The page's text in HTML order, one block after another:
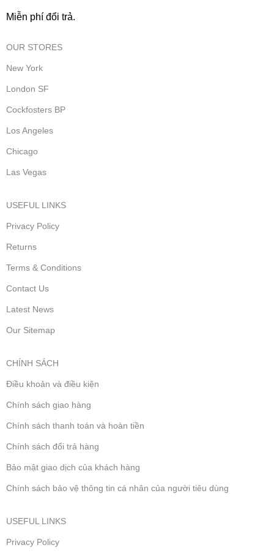
Miễn phí đổi trả.
OUR STORES
New York
London SF
Cockfosters BP
Los Angeles
Chicago
Las Vegas
USEFUL LINKS
Privacy Policy
Returns
Terms & Conditions
Contact Us
Latest News
Our Sitemap
CHÍNH SÁCH
Điều khoản và điều kiện
Chính sách giao hàng
Chính sách thanh toán và hoàn tiền
Chính sách đổi trả hàng
Bảo mật giao dịch của khách hàng
Chính sách bảo vệ thông tin cá nhân của người tiêu dùng
USEFUL LINKS
Privacy Policy